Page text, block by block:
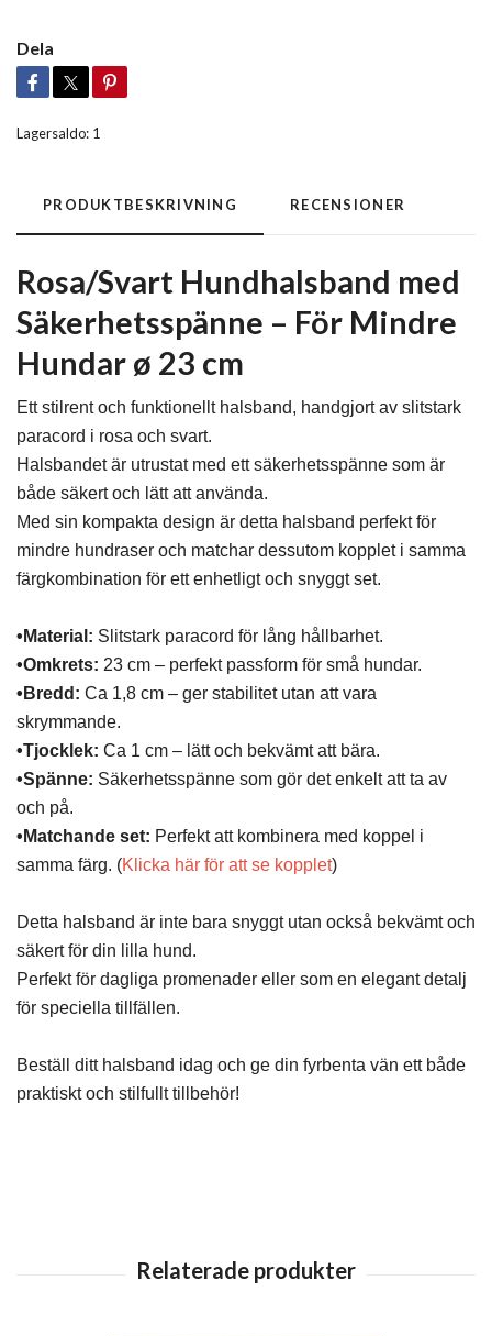
Dela
Lagersaldo: 1
PRODUKTBESKRIVNING RECENSIONER
Rosa/Svart Hundhalsband med
Säkerhetsspänne – För Mindre
Hundar ø 23 cm
Ett stilrent och funktionellt halsband, handgjort av slitstark
paracord i rosa och svart.
Halsbandet är utrustat med ett säkerhetsspänne som är
både säkert och lätt att använda.
Med sin kompakta design är detta halsband perfekt för
mindre hundraser och matchar dessutom kopplet i samma
färgkombination för ett enhetligt och snyggt set.
•Material: Slitstark paracord för lång hållbarhet.
•Omkrets: 23 cm – perfekt passform för små hundar.
•Bredd: Ca 1,8 cm – ger stabilitet utan att vara
skrymmande.
•Tjocklek: Ca 1 cm – lätt och bekvämt att bära.
•Spänne: Säkerhetsspänne som gör det enkelt att ta av
och på.
•Matchande set: Perfekt att kombinera med koppel i
samma färg. (Klicka här för att se kopplet)
Detta halsband är inte bara snyggt utan också bekvämt och
säkert för din lilla hund.
Perfekt för dagliga promenader eller som en elegant detalj
för speciella tillfällen.
Beställ ditt halsband idag och ge din fyrbenta vän ett både
praktiskt och stilfullt tillbehör!